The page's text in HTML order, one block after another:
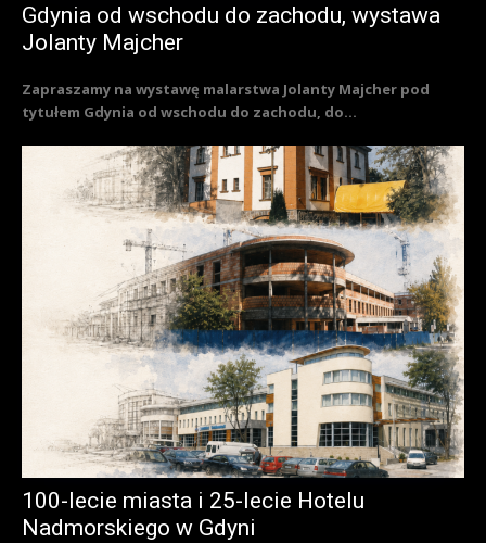
Gdynia od wschodu do zachodu, wystawa
Jolanty Majcher
Zapraszamy na wystawę malarstwa Jolanty Majcher pod
tytułem Gdynia od wschodu do zachodu, do...
100-lecie miasta i 25-lecie Hotelu
Nadmorskiego w Gdyni